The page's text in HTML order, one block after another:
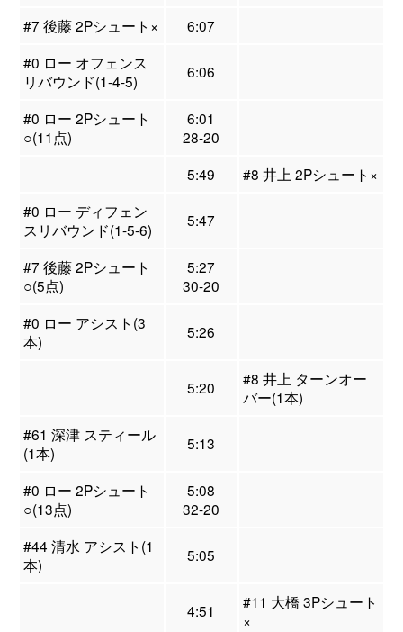
#7 後藤 2Pシュート×
6:07
#0 ロー オフェンス
リバウンド(1-4-5)
6:06
#0 ロー 2Pシュート
○(11点)
6:01
28-20
5:49
#8 井上 2Pシュート×
#0 ロー ディフェン
スリバウンド(1-5-6)
5:47
#7 後藤 2Pシュート
○(5点)
5:27
30-20
#0 ロー アシスト(3
本)
5:26
5:20
#8 井上 ターンオー
バー(1本)
#61 深津 スティール
(1本)
5:13
#0 ロー 2Pシュート
○(13点)
5:08
32-20
#44 清水 アシスト(1
本)
5:05
4:51
#11 大橋 3Pシュート
×